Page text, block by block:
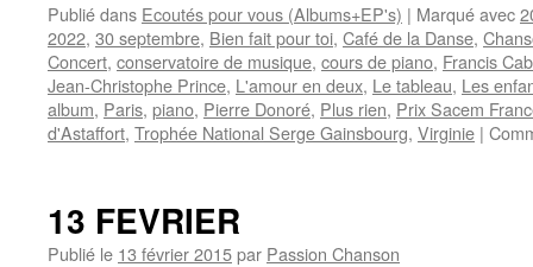
Publié dans Ecoutés pour vous (Albums+EP's) | Marqué avec
2022, 30 septembre, Bien fait pour toi, Café de la Danse,
Concert, conservatoire de musique, cours de piano, Francis
Jean-Christophe Prince, L'amour en deux, Le tableau, Les
album, Paris, piano, Pierre Donoré, Plus rien, Prix Sacem
d'Astaffort, Trophée National Serge Gainsbourg, Virginie |
13 FEVRIER
Publié le 13 février 2015par Passion Chanson